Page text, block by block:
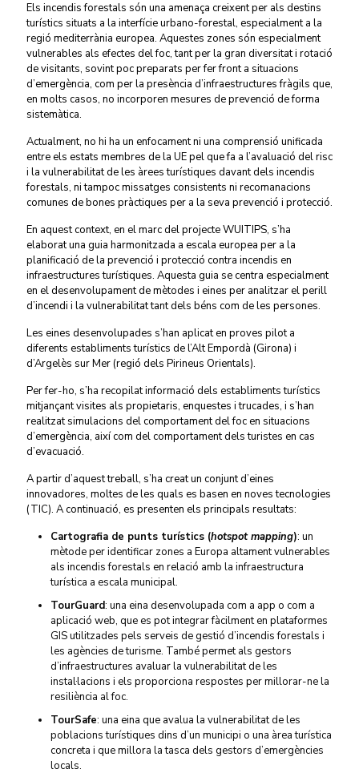
Els incendis forestals són una amenaça creixent per als destins
turístics situats a la interfície urbano-forestal, especialment a la
regió mediterrània europea. Aquestes zones són especialment
vulnerables als efectes del foc, tant per la gran diversitat i rotació
de visitants, sovint poc preparats per fer front a situacions
d’emergència, com per la presència d’infraestructures fràgils que,
en molts casos, no incorporen mesures de prevenció de forma
sistemàtica.
Actualment, no hi ha un enfocament ni una comprensió unificada
entre els estats membres de la UE pel que fa a l’avaluació del risc
i la vulnerabilitat de les àrees turístiques davant dels incendis
forestals, ni tampoc missatges consistents ni recomanacions
comunes de bones pràctiques per a la seva prevenció i protecció.
En aquest context, en el marc del projecte WUITIPS, s’ha
elaborat una guia harmonitzada a escala europea per a la
planificació de la prevenció i protecció contra incendis en
infraestructures turístiques. Aquesta guia se centra especialment
en el desenvolupament de mètodes i eines per analitzar el perill
d’incendi i la vulnerabilitat tant dels béns com de les persones.
Les eines desenvolupades s’han aplicat en proves pilot a
diferents establiments turístics de l’Alt Empordà (Girona) i
d’Argelès sur Mer (regió dels Pirineus Orientals).
Per fer-ho, s’ha recopilat informació dels establiments turístics
mitjançant visites als propietaris, enquestes i trucades, i s’han
realitzat simulacions del comportament del foc en situacions
d’emergència, així com del comportament dels turistes en cas
d’evacuació.
A partir d’aquest treball, s’ha creat un conjunt d’eines
innovadores, moltes de les quals es basen en noves tecnologies
(TIC). A continuació, es presenten els principals resultats:
Cartografia de punts turístics (hotspot mapping): un
mètode per identificar zones a Europa altament vulnerables
als incendis forestals en relació amb la infraestructura
turística a escala municipal.
TourGuard: una eina desenvolupada com a app o com a
aplicació web, que es pot integrar fàcilment en plataformes
GIS utilitzades pels serveis de gestió d’incendis forestals i
les agències de turisme. També permet als gestors
d’infraestructures avaluar la vulnerabilitat de les
instal·lacions i els proporciona respostes per millorar-ne la
resiliència al foc.
TourSafe: una eina que avalua la vulnerabilitat de les
poblacions turístiques dins d’un municipi o una àrea turística
concreta i que millora la tasca dels gestors d’emergències
locals.